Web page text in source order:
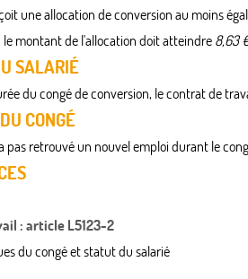
une allocation de conversion au moins
montant de l'allocation doit atteindre 8,63
SALARIÉ
du congé de conversion, le contrat de
CONGÉ
pas retrouvé un nouvel emploi durant le
: article L5123-2
du congé et statut du salarié